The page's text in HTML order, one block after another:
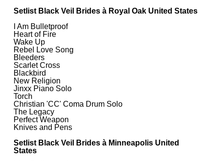
Setlist Black Veil Brides à Royal Oak United States
I Am Bulletproof
Heart of Fire
Wake Up
Rebel Love Song
Bleeders
Scarlet Cross
Blackbird
New Religion
Jinxx Piano Solo
Torch
Christian 'CC' Coma Drum Solo
The Legacy
Perfect Weapon
Knives and Pens
Setlist Black Veil Brides à Minneapolis United
States